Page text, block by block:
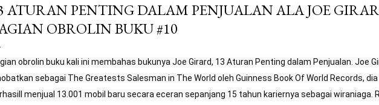
ATURAN PENTING DALAM PENJUALAN ALA JOE
OBROLIN BUKU #10
obrolin buku kali ini membahas bukunya Joe Girard, 13 Aturan Penting dalam Penjualan. Joe
sebagai The Greatests Salesman in The World oleh Guinness Book Of World Records, dia
menjual 13.001 mobil baru secara eceran sepanjang 15 tahun kariernya sebagai wiraniaga.